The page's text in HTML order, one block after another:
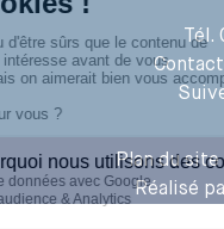
Tél.
Plan du site
Réalisé